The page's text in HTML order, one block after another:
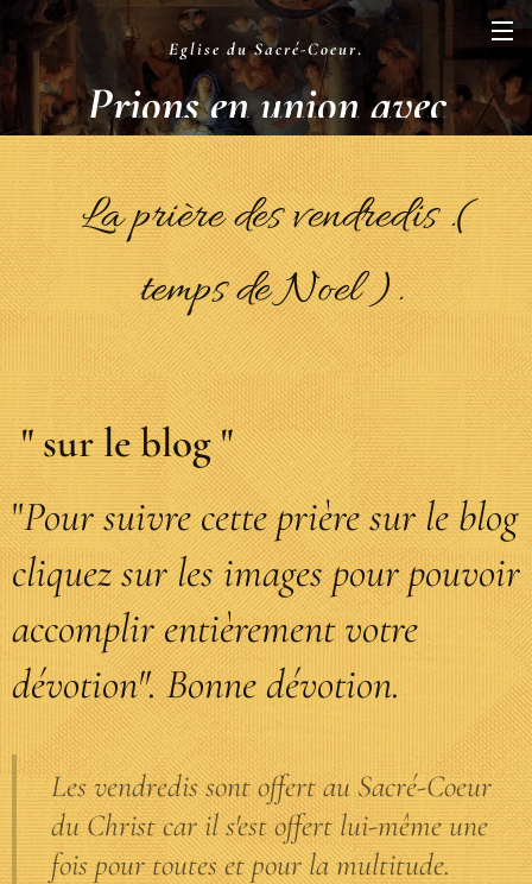
Eglise du Sacré-Coeur.
Prions en union avec
la Liturgie.
La prière des vendredis .(
temps de Noel ).
" sur le blog "
"Pour suivre cette prière sur le blog
cliquez sur les images pour pouvoir
accomplir entièrement votre
dévotion". Bonne dévotion.
Les vendredis sont offert au Sacré-Coeur
du Christ car il s'est offert lui-même une
fois pour toutes et pour la multitude.